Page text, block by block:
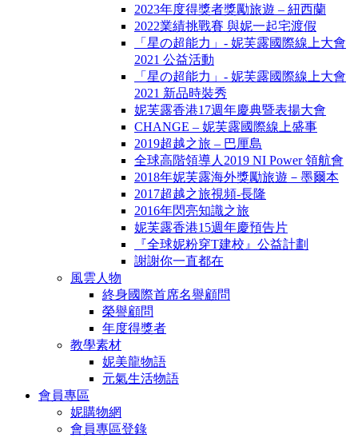
2023年度得獎者獎勵旅遊 – 紐西蘭
2022業績挑戰賽 與妮一起宅渡假
「星の超能力」- 妮芙露國際線上大會
2021 公益活動
「星の超能力」- 妮芙露國際線上大會
2021 新品時裝秀
妮芙露香港17週年慶典暨表揚大會
CHANGE – 妮芙露國際線上盛事
2019超越之旅 – 巴厘島
全球高階領導人2019 NI Power 領航會
2018年妮芙露海外獎勵旅遊－墨爾本
2017超越之旅視頻-長隆
2016年閃亮知識之旅
妮芙露香港15週年慶預告片
『全球妮粉穿T建校』公益計劃
謝謝你一直都在
風雲人物
終身國際首席名譽顧問
榮譽顧問
年度得獎者
教學素材
妮美龍物語
元氣生活物語
會員專區
妮購物網
會員專區登錄